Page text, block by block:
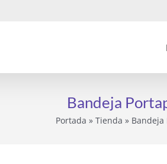
Bandeja
Portada » Tienda » Bandeja